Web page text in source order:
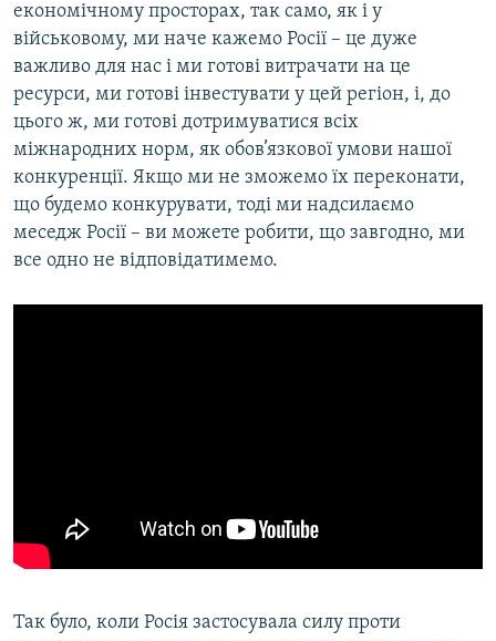
економічному просторах, так само, як і у
військовому, ми наче кажемо Росії – це дуже
важливо для нас і ми готові витрачати на це
ресурси, ми готові інвестувати у цей регіон, і, до
цього ж, ми готові дотримуватися всіх
міжнародних норм, як обов’язкової умови нашої
конкуренції. Якщо ми не зможемо їх переконати,
що будемо конкурувати, тоді ми надсилаємо
меседж Росії – ви можете робити, що завгодно, ми
все одно не відповідатимемо.
Так було, коли Росія застосувала силу проти